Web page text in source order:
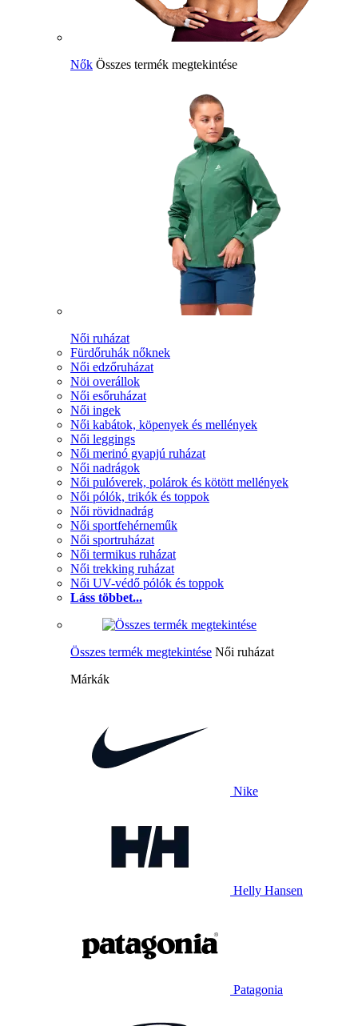
Nők Összes termék megtekintése
Női ruházat
Fürdőruhák nőknek
Női edzőruházat
Nöi overállok
Női esőruházat
Női ingek
Női kabátok, köpenyek és mellények
Női leggings
Női merinó gyapjú ruházat
Női nadrágok
Női pulóverek, polárok és kötött mellények
Női pólók, trikók és toppok
Női rövidnadrág
Női sportfehérneműk
Női sportruházat
Női termikus ruházat
Női trekking ruházat
Női UV-védő pólók és toppok
Láss többet...
Összes termék megtekintése Női ruházat
Márkák
Nike
Helly Hansen
Patagonia